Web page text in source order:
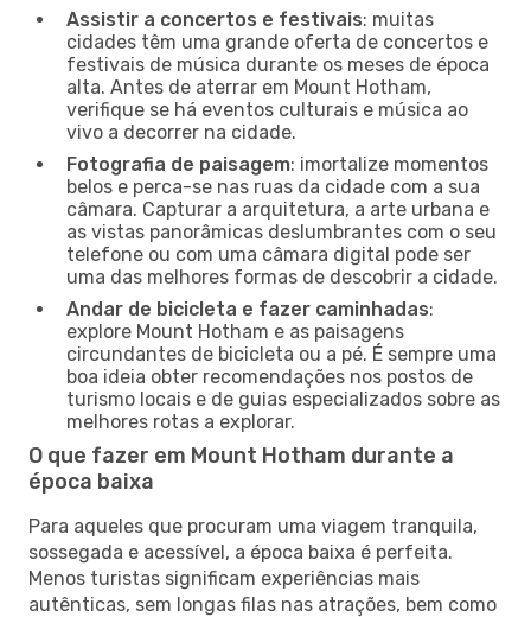
Assistir a concertos e festivais: muitas
cidades têm uma grande oferta de concertos e
festivais de música durante os meses de época
alta. Antes de aterrar em Mount Hotham,
verifique se há eventos culturais e música ao
vivo a decorrer na cidade.
Fotografia de paisagem: imortalize momentos
belos e perca-se nas ruas da cidade com a sua
câmara. Capturar a arquitetura, a arte urbana e
as vistas panorâmicas deslumbrantes com o seu
telefone ou com uma câmara digital pode ser
uma das melhores formas de descobrir a cidade.
Andar de bicicleta e fazer caminhadas:
explore Mount Hotham e as paisagens
circundantes de bicicleta ou a pé. É sempre uma
boa ideia obter recomendações nos postos de
turismo locais e de guias especializados sobre as
melhores rotas a explorar.
O que fazer em Mount Hotham durante a
época baixa
Para aqueles que procuram uma viagem tranquila,
sossegada e acessível, a época baixa é perfeita.
Menos turistas significam experiências mais
autênticas, sem longas filas nas atrações, bem como